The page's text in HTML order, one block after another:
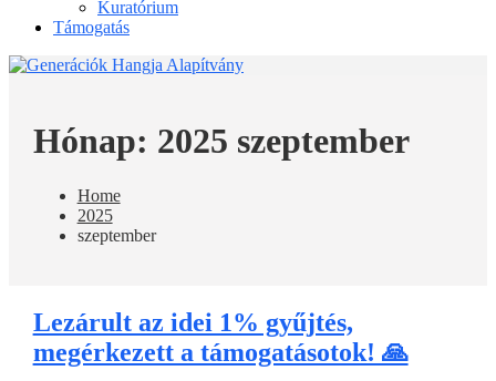
Kuratórium
Támogatás
Hónap: 2025 szeptember
Home
2025
szeptember
Lezárult az idei 1% gyűjtés,
megérkezett a támogatásotok! 🙏